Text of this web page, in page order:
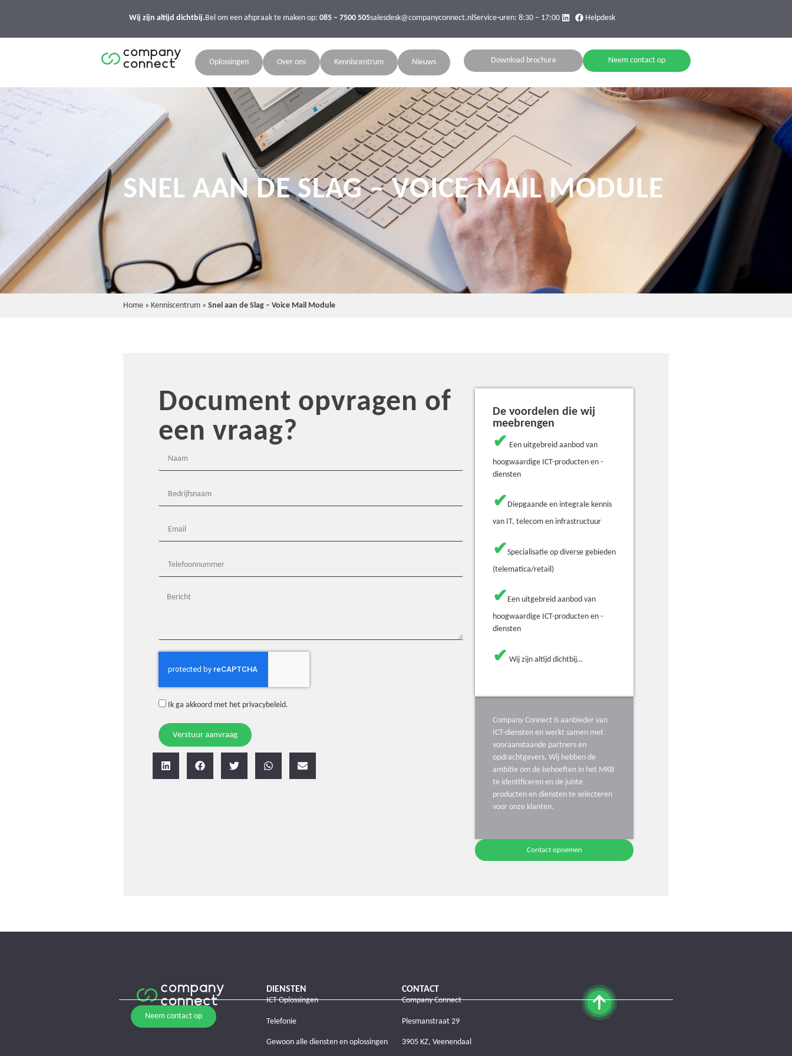
Wij zijn altijd dichtbij.Bel om een afspraak te maken op: 085 – 7500 505salesdesk@companyconnect.nlService-uren: 8:30 – 17:00 Helpdesk
Oplossingen Over ons Kenniscentrum Nieuws Download brochure Neem contact op
SNEL AAN DE SLAG – VOICE MAIL MODULE
Home» Kenniscentrum» Snel aan de Slag – Voice Mail Module
Document opvragen of
een vraag?
Ik ga akkoord met het privacybeleid.
Verstuur aanvraag
De voordelen die wij
meebrengen
✔ Een uitgebreid aanbod van
hoogwaardige ICT-producten en -
diensten
✔ Diepgaande en integrale kennis
van IT, telecom en infrastructuur
✔Specialisatie op diverse gebieden
(telematica/retail)
✔ Een uitgebreid aanbod van
hoogwaardige ICT-producten en -
diensten
✔ Wij zijn altijd dichtbij…
Company Connect is aanbieder van
ICT-diensten en werkt samen met
vooraanstaande partners en
opdrachtgevers. Wij hebben de
ambitie om de behoeften in het MKB
te identificeren en de juiste
producten en diensten te selecteren
voor onze klanten.
Contact opnemen
Neem contact op
DIENSTEN
ICT Oplossingen
Telefonie
Gewoon alle diensten en oplossingen
CONTACT
Company Connect
Plesmanstraat 29
3905 KZ, Veenendaal